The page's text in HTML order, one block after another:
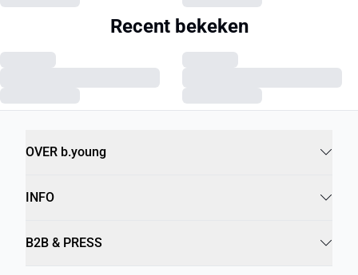
Recent bekeken
OVER b.young
INFO
B2B & PRESS